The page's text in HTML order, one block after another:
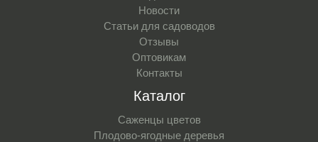
Новости
Статьи для садоводов
Отзывы
Оптовикам
Контакты
Каталог
Саженцы цветов
Плодово-ягодные деревья